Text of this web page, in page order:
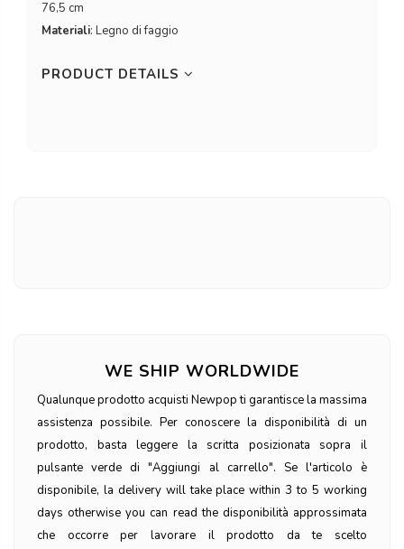
76,5 cm
Materiali: Legno di faggio
PRODUCT DETAILS
WE SHIP WORLDWIDE
Qualunque prodotto acquisti Newpop ti garantisce la massima
assistenza possibile. Per conoscere la disponibilità di un
prodotto, basta leggere la scritta posizionata sopra il
pulsante verde di "Aggiungi al carrello". Se l'articolo è
disponibile, la delivery will take place within 3 to 5 working
days otherwise you can read the disponibilità approssimata
che occorre per lavorare il prodotto da te scelto